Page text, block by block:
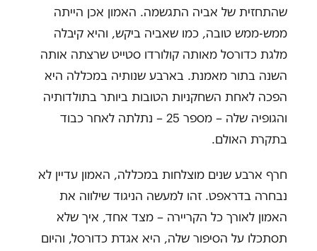
שהתחזית של אביה התגשמה. האמון אכן הייתה
ממש-ממש טובה, כמו שאביה ביקש, והיא קיבלה
מלגת כדורסל מאותה קולורדו סטייט שרצתה אותה
השנה בתור מאמנת. בארבע שנותיה במכללה היא
הפכה לאחת השחקניות הטובות ביותר בתולדותיה
והגופיה שלה – מספר 25 – נתלתה לאחר כבוד
בתקרת האולם.
חרף ארבע שנים מוצלחות במכללה, האמון עדיין לא
נבחרה בדראפט. זהו למעשה הניגוד שילווה את
האמון לאורך כל הקריירה – מצד אחד, איך שלא
תסתכלו על הסיפור שלה, היא אגדת כדורסל, והיום